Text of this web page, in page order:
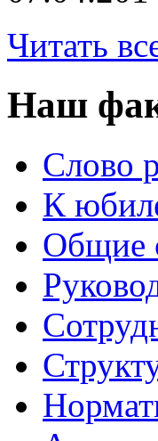
Читать
Наш
Слово
К
Общие